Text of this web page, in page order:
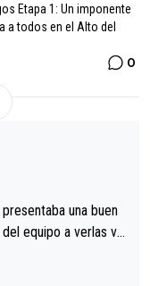
Etapa 1: Un imponente
a todos en el Alto del
0
una buen
equipo a verlas ve
Más en San Seb